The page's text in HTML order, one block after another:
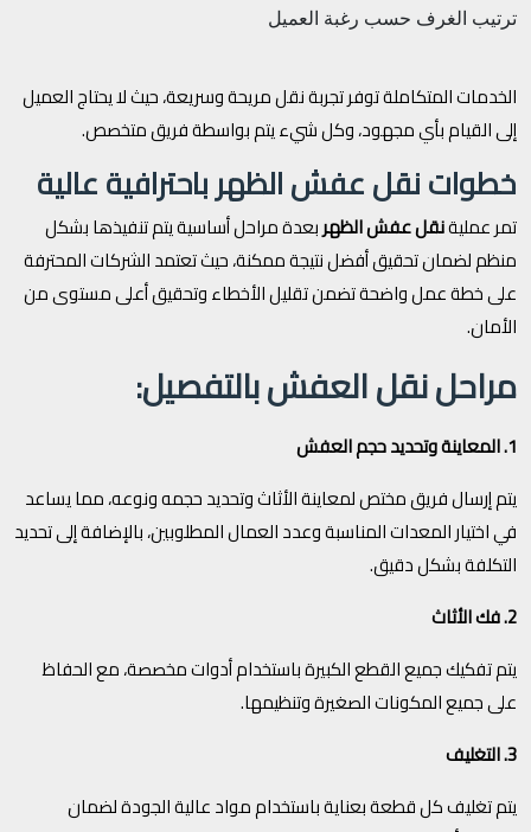
ترتيب الغرف حسب رغبة العميل
الخدمات المتكاملة توفر تجربة نقل مريحة وسريعة، حيث لا يحتاج العميل
إلى القيام بأي مجهود، وكل شيء يتم بواسطة فريق متخصص.
خطوات نقل عفش الظهر باحترافية عالية
تمر عمليةنقل عفش الظهربعدة مراحل أساسية يتم تنفيذها بشكل
منظم لضمان تحقيق أفضل نتيجة ممكنة، حيث تعتمد الشركات المحترفة
على خطة عمل واضحة تضمن تقليل الأخطاء وتحقيق أعلى مستوى من
الأمان.
مراحل نقل العفش بالتفصيل:
1. المعاينة وتحديد حجم العفش
يتم إرسال فريق مختص لمعاينة الأثاث وتحديد حجمه ونوعه، مما يساعد
في اختيار المعدات المناسبة وعدد العمال المطلوبين، بالإضافة إلى تحديد
التكلفة بشكل دقيق.
2. فك الأثاث
يتم تفكيك جميع القطع الكبيرة باستخدام أدوات مخصصة، مع الحفاظ
على جميع المكونات الصغيرة وتنظيمها.
3. التغليف
يتم تغليف كل قطعة بعناية باستخدام مواد عالية الجودة لضمان